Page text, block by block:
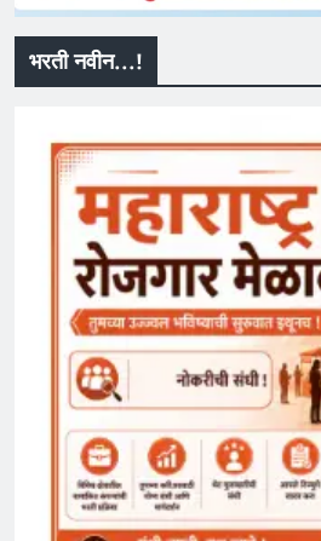
भरती नवीन...!